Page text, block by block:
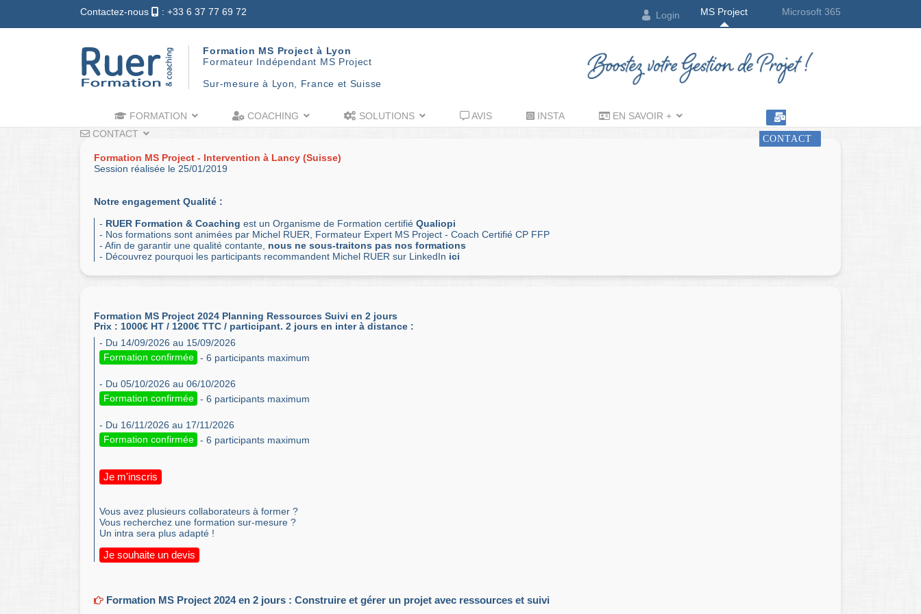
Contactez-nous : +33 6 37 77 69 72 Login MS Project Microsoft 365
Formation MS Project à Lyon
Formateur Indépendant MS Project
Sur-mesure à Lyon, France et Suisse
CONTACT
FORMATION COACHING SOLUTIONS AVIS INSTA
EN SAVOIR +
CONTACT
Formation MS Project - Intervention à Lancy (Suisse)
Session réalisée le 25/01/2019
Notre engagement Qualité :
- RUER Formation & Coaching est un Organisme de Formation certifié Qualiopi
- Nos formations sont animées par Michel RUER, Formateur Expert MS Project - Coach Certifié CP FFP
- Afin de garantir une qualité contante, nous ne sous-traitons pas nos formations
- Découvrez pourquoi les participants recommandent Michel RUER sur LinkedIn ici
Formation MS Project 2024 Planning Ressources Suivi en 2 jours
Prix : 1000€ HT / 1200€ TTC / participant. 2 jours en inter à distance :
- Du 14/09/2026 au 15/09/2026
Formation confirmée - 6 participants maximum
- Du 05/10/2026 au 06/10/2026
Formation confirmée - 6 participants maximum
- Du 16/11/2026 au 17/11/2026
Formation confirmée - 6 participants maximum
Je m'inscris
Vous avez plusieurs collaborateurs à former ?
Vous recherchez une formation sur-mesure ?
Un intra sera plus adapté !
Je souhaite un devis
Formation MS Project 2024 en 2 jours : Construire et gérer un projet avec ressources et suivi